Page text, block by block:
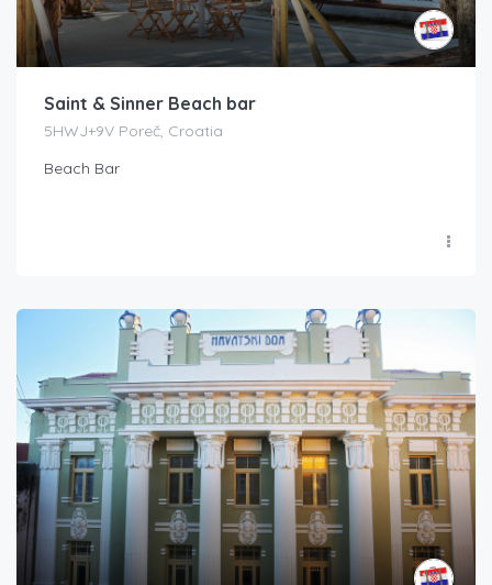
Saint & Sinner Beach bar
5HWJ+9V Poreč, Croatia
Beach Bar